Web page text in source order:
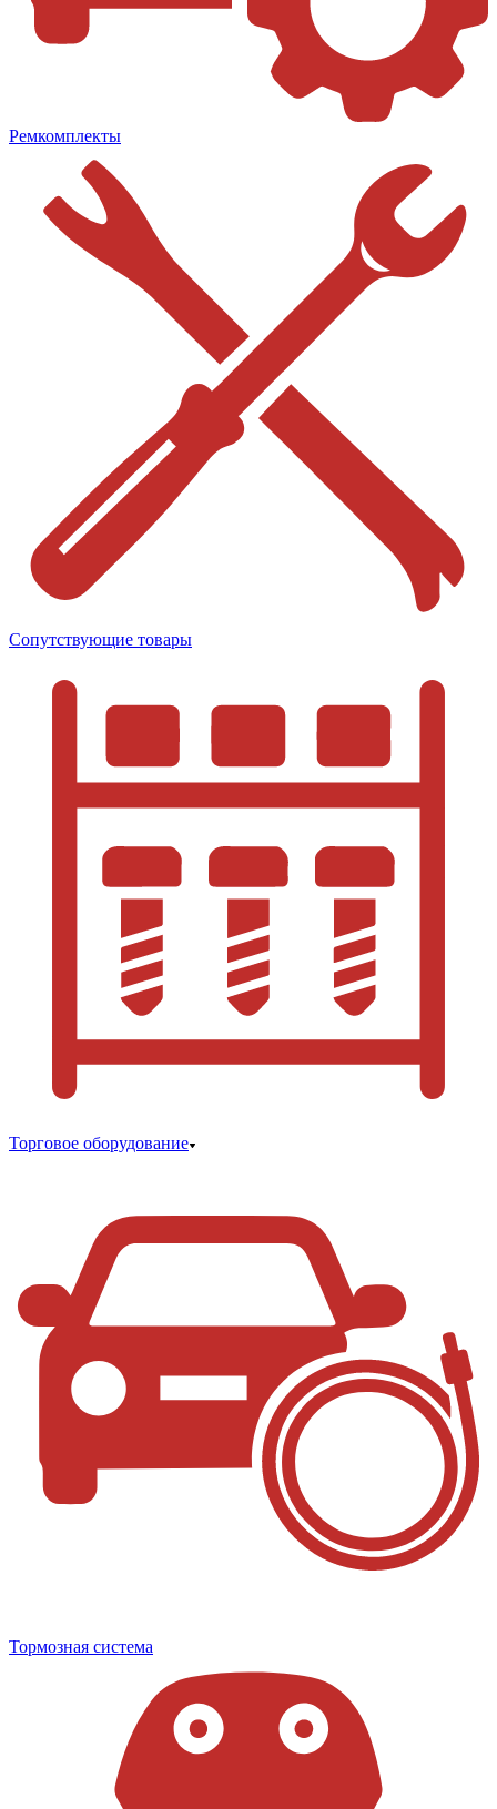
Ремкомплекты
Сопутствующие товары
Торговое оборудование
Тормозная система